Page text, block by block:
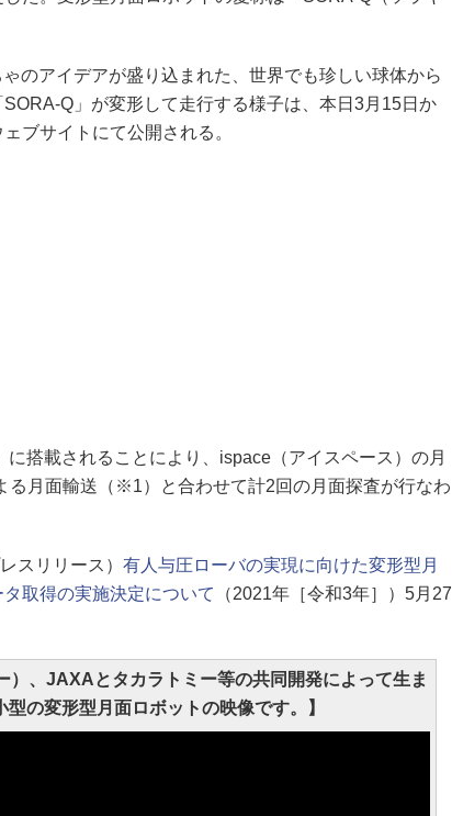
のアイデアが盛り込まれた、世界でも珍しい球体から
Q」が変形して走行する様子は、本日3月15日か
ブサイトにて公開される。
搭載されることにより、ispace（アイスペース）の月
る月面輸送（※1）と合わせて計2回の月面探査が行なわ
スリリース） 有人与圧ローバの実現に向けた変形型月
取得の実施決定について
（2021年［令和3年］）5月27
）、JAXAとタカラトミー等の共同開発によって生ま
型の変形型月面ロボットの映像です。】